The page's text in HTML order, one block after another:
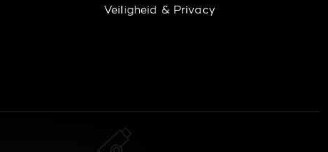
Veiligheid & Privacy